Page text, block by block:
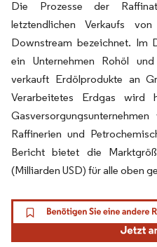
Die Prozesse der
letztendlichen Verkaufs
Downstream bezeichnet. Im
ein Unternehmen Rohöl
verkauft Erdölprodukte an
Verarbeitetes Erdgas
Raffinerien und
Bericht bietet die
(Milliarden USD) für alle oben